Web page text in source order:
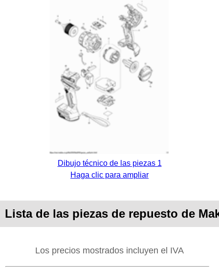
Dibujo técnico de las piezas 1
Haga clic para ampliar
Lista de las piezas de repuesto de
Los precios mostrados incluyen el IVA